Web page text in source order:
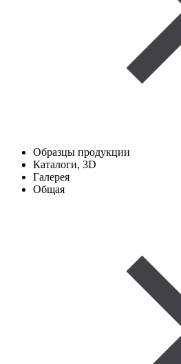
Образцы продукции
Каталоги, 3D
Галерея
Общая